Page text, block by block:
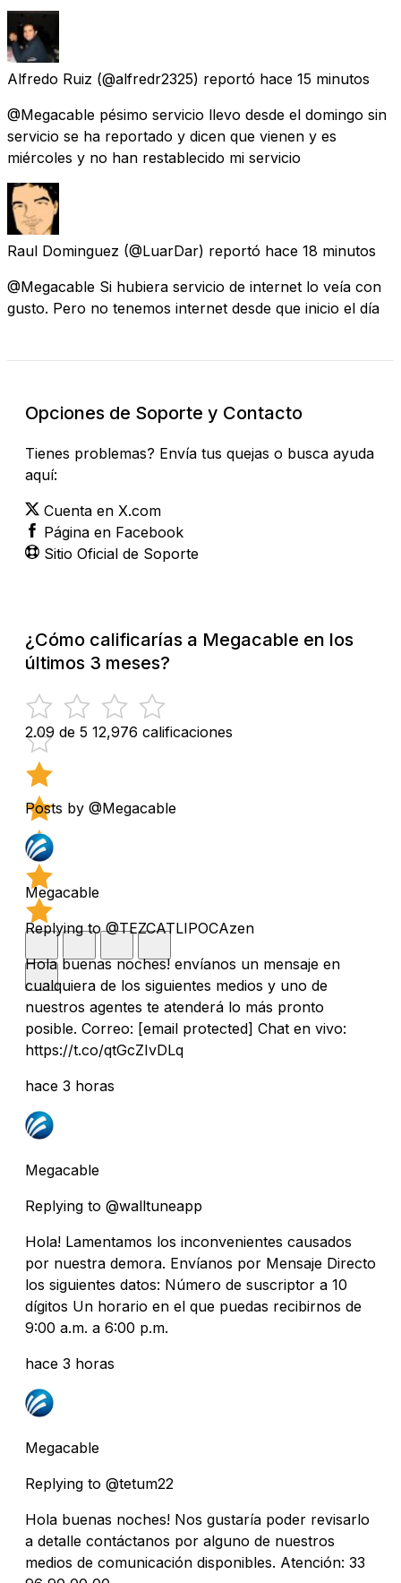
Alfredo Ruiz (@alfredr2325) reportó hace 15 minutos
@Megacable pésimo servicio llevo desde el domingo sin
servicio se ha reportado y dicen que vienen y es
miércoles y no han restablecido mi servicio
Raul Dominguez (@LuarDar) reportó hace 18 minutos
@Megacable Si hubiera servicio de internet lo veía con
gusto. Pero no tenemos internet desde que inicio el día
Opciones de Soporte y Contacto
Tienes problemas? Envía tus quejas o busca ayuda
aquí:
Cuenta en X.com
Página en Facebook
Sitio Oficial de Soporte
¿Cómo calificarías a Megacable en los
últimos 3 meses?
2.09 de 5 12,976 calificaciones
Posts by @Megacable
Megacable
Replying to @TEZCATLIPOCAzen
Hola buenas noches! envíanos un mensaje en
cualquiera de los siguientes medios y uno de
nuestros agentes te atenderá lo más pronto
posible. Correo: [email protected] Chat en vivo:
https://t.co/qtGcZIvDLq
hace 3 horas
Megacable
Replying to @walltuneapp
Hola! Lamentamos los inconvenientes causados
por nuestra demora. Envíanos por Mensaje Directo
los siguientes datos: Número de suscriptor a 10
dígitos Un horario en el que puedas recibirnos de
9:00 a.m. a 6:00 p.m.
hace 3 horas
Megacable
Replying to @tetum22
Hola buenas noches! Nos gustaría poder revisarlo
a detalle contáctanos por alguno de nuestros
medios de comunicación disponibles. Atención: 33